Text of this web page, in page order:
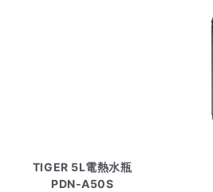
TIGER 5L電熱水瓶
PDN-A50S